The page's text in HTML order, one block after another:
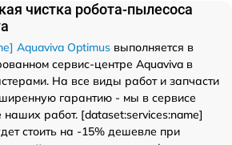
чистка робота-пылесоса
Aquaviva Optimus выполняется в
сервис-центре Aquaviva в
На все виды работ и запчасти
гарантию - мы в сервисе
работ. [dataset:services:name]
стоить на -15% дешевле при